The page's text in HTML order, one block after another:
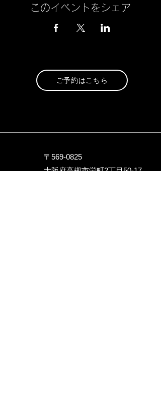
このイベントをシェア
ご予約はこちら
〒569-0825
大阪府高槻市栄町2丁目50-17